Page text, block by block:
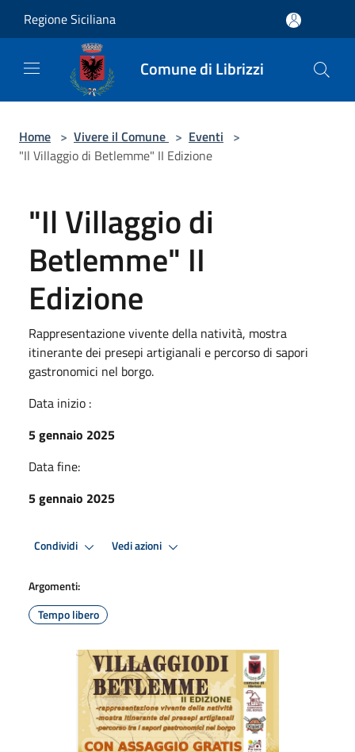
Regione Siciliana
Comune di Librizzi
Home > Vivere il Comune > Eventi >
"Il Villaggio di Betlemme" II Edizione
"Il Villaggio di
Betlemme" II
Edizione
Rappresentazione vivente della natività, mostra
itinerante dei presepi artigianali e percorso di sapori
gastronomici nel borgo.
Data inizio :
5 gennaio 2025
Data fine:
5 gennaio 2025
Condividi Vedi azioni
Argomenti:
Tempo libero